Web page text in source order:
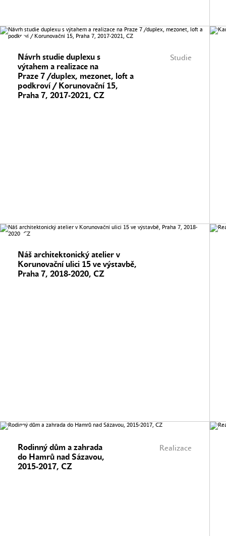
Studie
Návrh studie duplexu s
výtahem a realizace na
Praze 7 /duplex, mezonet, loft a
podkroví / Korunovační 15,
Praha 7, 2017-2021, CZ
Náš architektonický atelier v
Korunovační ulici 15 ve výstavbě,
Praha 7, 2018-2020, CZ
Realizace
Rodinný dům a zahrada
do Hamrů nad Sázavou,
2015-2017, CZ